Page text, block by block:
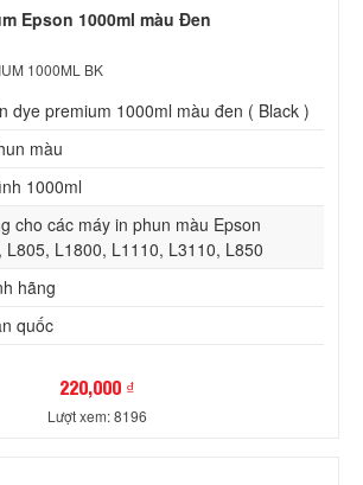
Epson 1000ml màu Đen
1000ML BK
dye premium 1000ml màu đen ( Black )
màu
1000ml
cho các máy in phun màu Epson
L805, L1800, L1110, L3110, L850
hãng
quốc
220,000 ₫
Lượt xem: 8196